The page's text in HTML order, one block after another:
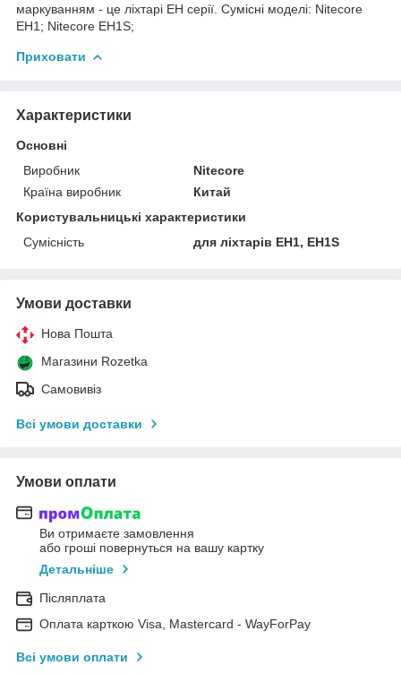
маркуванням - це ліхтарі EH серії. Сумісні моделі: Nitecore
EH1; Nitecore EH1S;
Приховати
Характеристики
Основні
Виробник
Nitecore
Країна виробник
Китай
Користувальницькі характеристики
Сумісність
для ліхтарів EH1, EH1S
Умови доставки
Нова Пошта
Магазини Rozetka
Самовивіз
Всі умови доставки
Умови оплати
Ви отримаєте замовлення
або гроші повернуться на вашу картку
Детальніше
Післяплата
Оплата карткою Visa, Mastercard - WayForPay
Всі умови оплати